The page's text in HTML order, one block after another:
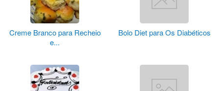
Creme Branco para Recheio
e...
Bolo Diet para Os Diabéticos